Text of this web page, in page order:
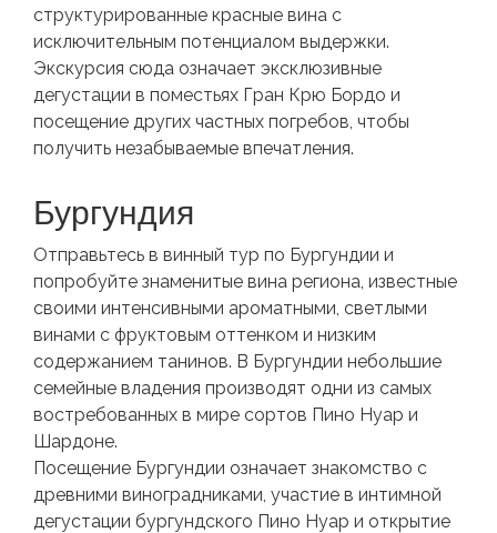
структурированные красные вина с
исключительным потенциалом выдержки.
Экскурсия сюда означает эксклюзивные
дегустации в поместьях Гран Крю Бордо и
посещение других частных погребов, чтобы
получить незабываемые впечатления.
Бургундия
Отправьтесь в винный тур по Бургундии и
попробуйте знаменитые вина региона, известные
своими интенсивными ароматными, светлыми
винами с фруктовым оттенком и низким
содержанием танинов. В Бургундии небольшие
семейные владения производят одни из самых
востребованных в мире сортов Пино Нуар и
Шардоне.
Посещение Бургундии означает знакомство с
древними виноградниками, участие в интимной
дегустации бургундского Пино Нуар и открытие